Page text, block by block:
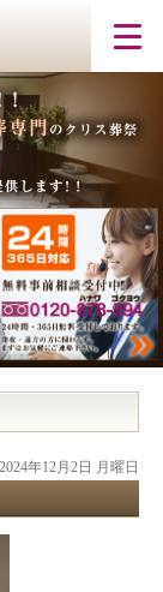
2024年12月2日 月曜日